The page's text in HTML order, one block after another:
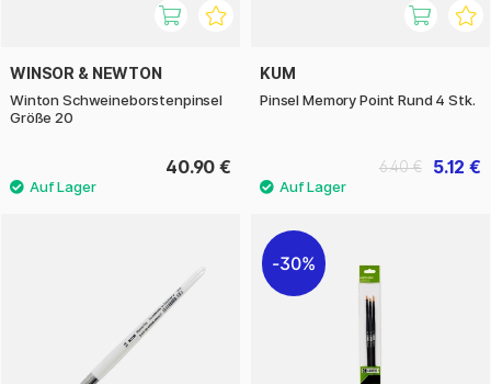
WINSOR & NEWTON
Winton Schweineborstenpinsel
Größe 20
40.90 €
KUM
Pinsel Memory Point Rund 4 Stk.
5.12 €
6.40 €
30%